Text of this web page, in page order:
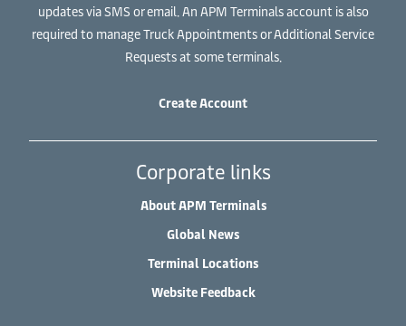
updates via SMS or email. An APM Terminals account is also
required to manage Truck Appointments or Additional Service
Requests at some terminals.
Create Account
Corporate links
About APM Terminals
Global News
Terminal Locations
Website Feedback